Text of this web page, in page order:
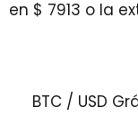
en $ 7913 o la
BTC / USD